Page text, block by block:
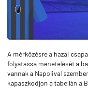
A mérkőzésre a hazai
folyatassa menetelését a
vannak a Napolival
kapaszkodjon a tabellán a